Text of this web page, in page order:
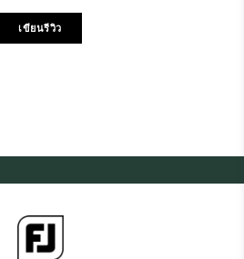
เขียนรีวิว